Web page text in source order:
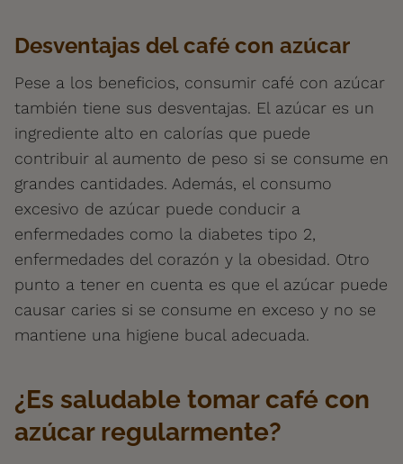
Desventajas del café con azúcar
Pese a los beneficios, consumir café con azúcar
también tiene sus desventajas. El azúcar es un
ingrediente alto en calorías que puede
contribuir al aumento de peso si se consume en
grandes cantidades. Además, el consumo
excesivo de azúcar puede conducir a
enfermedades como la diabetes tipo 2,
enfermedades del corazón y la obesidad. Otro
punto a tener en cuenta es que el azúcar puede
causar caries si se consume en exceso y no se
mantiene una higiene bucal adecuada.
¿Es saludable tomar café con
azúcar regularmente?